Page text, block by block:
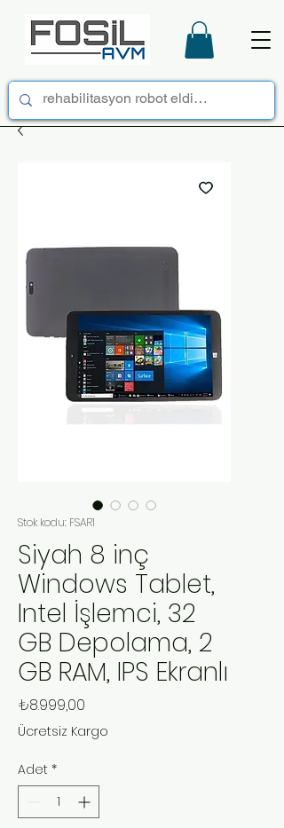
Stok kodu: FSAR1
Siyah 8 inç
Windows Tablet,
Intel İşlemci, 32
GB Depolama, 2
GB RAM, IPS Ekranlı
₺8.999,00
Ücretsiz Kargo
Adet *